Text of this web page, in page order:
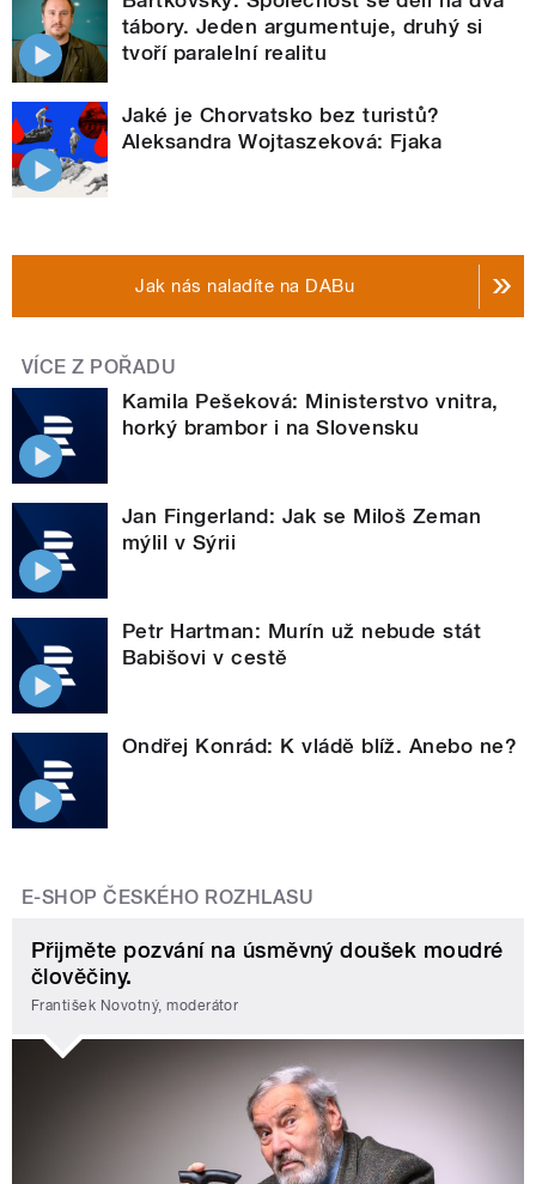
tábory. Jeden argumentuje, druhý si
tvoří paralelní realitu
Jaké je Chorvatsko bez turistů?
Aleksandra Wojtaszeková: Fjaka
Jak nás naladíte na DABu
VÍCE Z POŘADU
Kamila Pešeková: Ministerstvo vnitra,
horký brambor i na Slovensku
Jan Fingerland: Jak se Miloš Zeman
mýlil v Sýrii
Petr Hartman: Murín už nebude stát
Babišovi v cestě
Ondřej Konrád: K vládě blíž. Anebo ne?
E-SHOP ČESKÉHO ROZHLASU
Přijměte pozvání na úsměvný doušek moudré
člověčiny.
František Novotný, moderátor